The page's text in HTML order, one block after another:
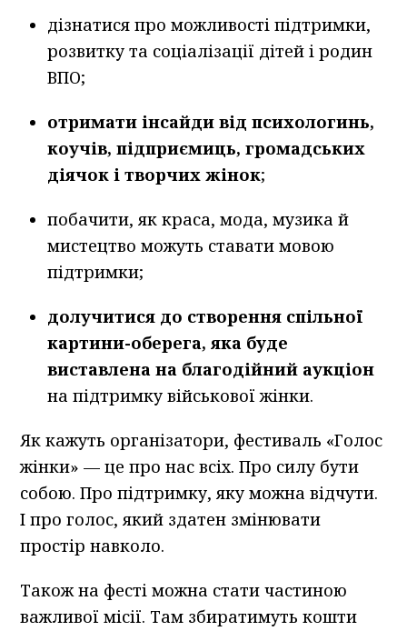
дізнатися про можливості підтримки,
розвитку та соціалізації дітей і родин
ВПО;
отримати інсайди від психологинь,
коучів, підприємиць, громадських
діячок і творчих жінок;
побачити, як краса, мода, музика й
мистецтво можуть ставати мовою
підтримки;
долучитися до створення спільної
картини-оберега, яка буде
виставлена на благодійний аукціон
на підтримку військової жінки.
Як кажуть організатори, фестиваль «Голос
жінки» — це про нас всіх. Про силу бути
собою. Про підтримку, яку можна відчути.
І про голос, який здатен змінювати
простір навколо.
Також на фесті можна стати частиною
важливої місії. Там збиратимуть кошти